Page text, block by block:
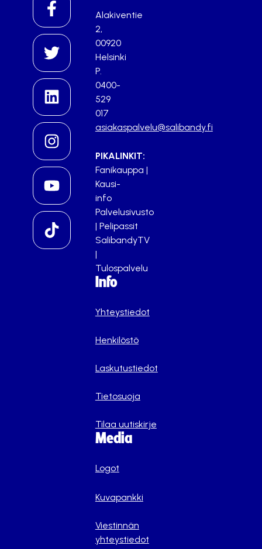
Alakiventie
2,
00920
Helsinki
P.
0400-
529
017
asiakaspalvelu@salibandy.fi
PIKALINKIT:
Fanikauppa |
Kausi-
info
Palvelusivusto
| Pelipassit
SalibandyTV
|
Tulospalvelu
Info
Yhteystiedot
Henkilöstö
Laskutustiedot
Tietosuoja
Tilaa uutiskirje
Media
Logot
Kuvapankki
Viestinnän
yhteystiedot